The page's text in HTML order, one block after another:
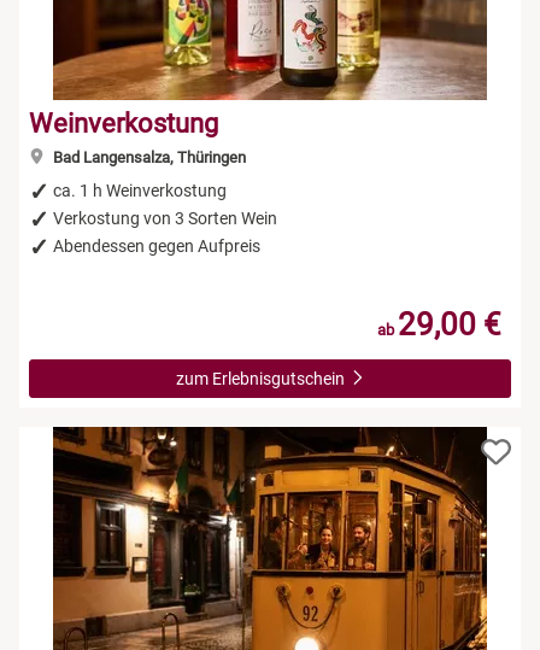
Weinverkostung
Bad Langensalza, Thüringen
ca. 1 h Weinverkostung
Verkostung von 3 Sorten Wein
Abendessen gegen Aufpreis
ab 29,00 €
zum Erlebnisgutschein